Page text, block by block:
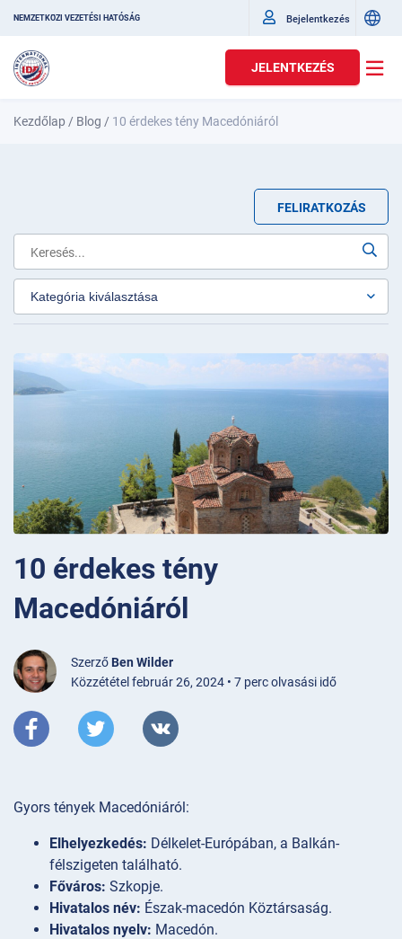
NEMZETKÖZI VEZETÉSI HATÓSÁG Bejelentkezés
JELENTKEZÉS
Kezdőlap / Blog / 10 érdekes tény Macedóniáról
FELIRATKOZÁS
10 érdekes tény
Macedóniáról
Szerző Ben Wilder
Közzététel február 26, 2024 • 7 perc olvasási idő
Gyors tények Macedóniáról:
Elhelyezkedés: Délkelet-Európában, a Balkán-
félszigeten található.
Főváros: Szkopje.
Hivatalos név: Észak-macedón Köztársaság.
Hivatalos nyelv: Macedón.